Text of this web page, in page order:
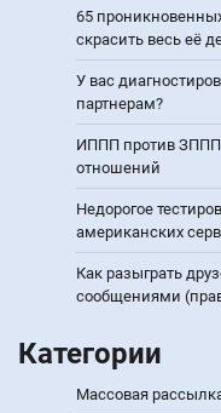
65
скрасить весь её
У вас
партнерам?
ИППП против
отношений
Недорогое
американских
Как разыграть
сообщениями
Категории
Массовая